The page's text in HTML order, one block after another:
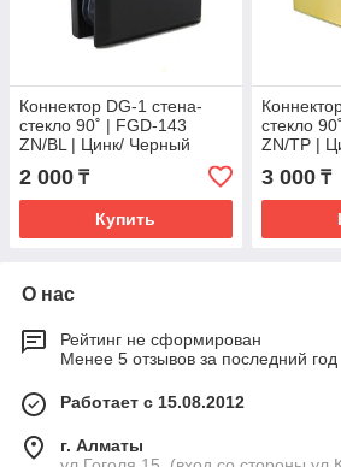
Коннектор DG-1 стена-
стекло 90˚ | FGD-143
ZN/BL | Цинк/ Черный
2 000 ₸
Купить
стекло
ZN/TP |
3 000₸
О нас
Рейтинг не сформирован
Менее 5 отзывов за последний год
Работает с 15.08.2012
г. Алматы